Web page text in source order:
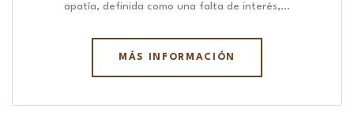
apatía, definida como una falta de interés,…
MÁS INFORMACIÓN